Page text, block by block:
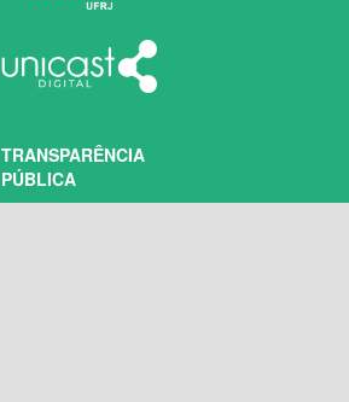
TRANSPARÊNCIA
PÚBLICA